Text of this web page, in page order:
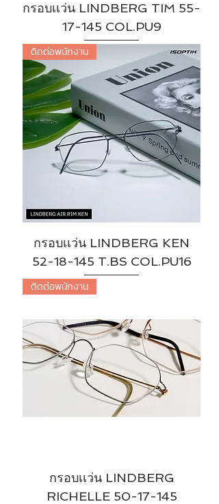
กรอบเเว่น LINDBERG TIM 55-
17-145 COL.PU9
ติดต่อพนักงาน
กรอบเเว่น LINDBERG KEN
52-18-145 T.BS COL.PU16
ติดต่อพนักงาน
กรอบเเว่น LINDBERG
RICHELLE 50-17-145